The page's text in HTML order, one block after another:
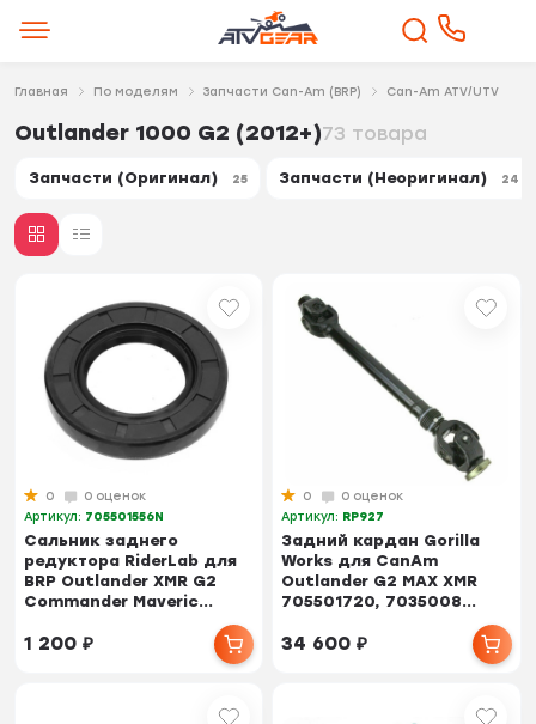
Главная По моделям Запчасти Can-Am (BRP) Can-Am ATV/UTV
Outlander 1000 G2 (2012+)73 товара
Запчасти (Оригинал) 25 Запчасти (Неоригинал) 24
0
0 оценок
Артикул: 705501556N
Сальник заднего
редуктора RiderLab для
BRP Outlander XMR G2
Commander Maveric...
1 200₽
0
0 оценок
Артикул: RP927
Задний кардан Gorilla
Works для CanAm
Outlander G2 MAX XMR
705501720, 7035008...
34 600₽